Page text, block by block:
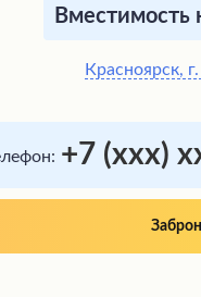
Вместимость
Красноярск,
+7 (xxx)